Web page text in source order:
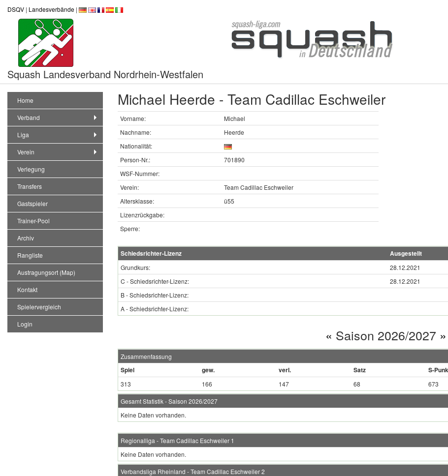
DSQV | Landesverbände |
Squash Landesverband Nordrhein-Westfalen
Home
Verband
Liga
Verein
Verlegung
Transfers
Gastspieler
Trainer-Pool
Archiv
Rangliste
Austragungsort (Map)
Kontakt
Spielervergleich
Login
Michael Heerde - Team Cadillac Eschweiler
Vorname:
Michael
Nachname:
Heerde
Nationalität:
Person-Nr.:
701890
WSF-Nummer:
Verein:
Team Cadillac Eschweiler
Altersklasse:
ü55
Lizenzrückgabe:
Sperre:
Schiedsrichter-Lizenz Ausgestellt
Grundkurs:
28.12.2021
C - Schiedsrichter-Lizenz:
28.12.2021
B - Schiedsrichter-Lizenz:
A - Schiedsrichter-Lizenz:
« Saison 2026/2027 »
Zusammenfassung
Spiel gew. verl. Satz S-
313 166 147 68 673
Gesamt Statistik - Saison 2026/2027
Keine Daten vorhanden.
Regionalliga - Team Cadillac Eschweiler 1
Keine Daten vorhanden.
Verbandsliga Rheinland - Team Cadillac Eschweiler 2